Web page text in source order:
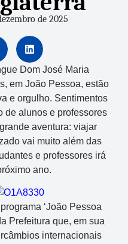
de 2025
Dom José Maria
em João Pessoa, estão
e orgulho. Sentimentos
de alunos e professores
aventura: viajar
vai muito além das
e professores irá
ano.
‘João Pessoa
Prefeitura que, em sua
internacionais